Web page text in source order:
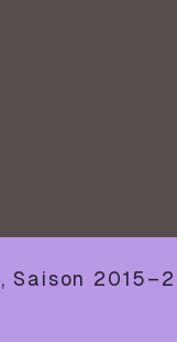
, Saison